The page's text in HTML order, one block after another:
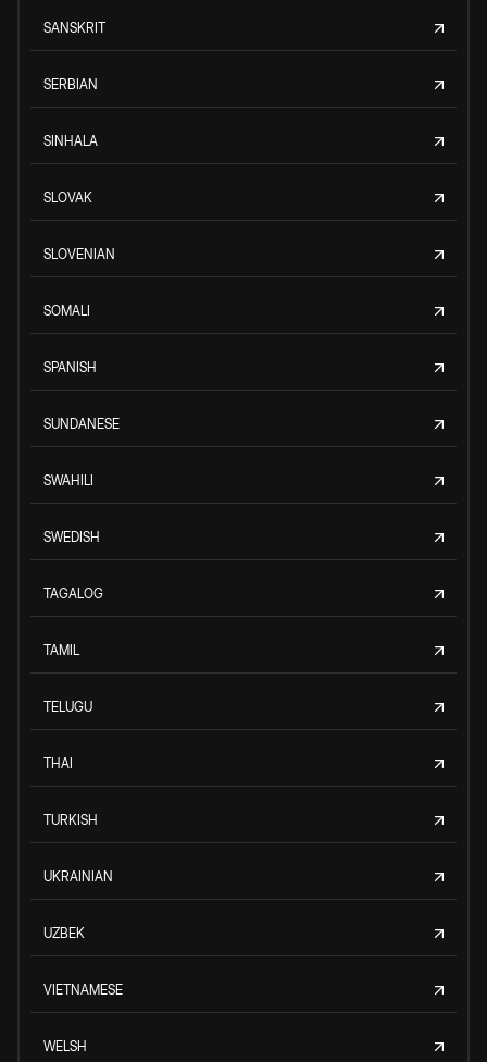
SANSKRIT
SERBIAN
SINHALA
SLOVAK
SLOVENIAN
SOMALI
SPANISH
SUNDANESE
SWAHILI
SWEDISH
TAGALOG
TAMIL
TELUGU
THAI
TURKISH
UKRAINIAN
UZBEK
VIETNAMESE
WELSH